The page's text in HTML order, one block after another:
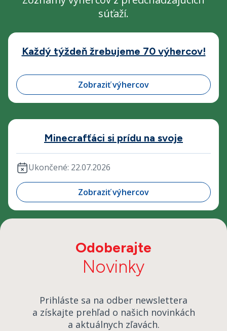
súťaží.
Každý týždeň žrebujeme 70 výhercov!
Zobraziť výhercov
Minecrafťáci si prídu na svoje
Ukončené: 22.07.2026
Zobraziť výhercov
Odoberajte
Novinky
Prihláste sa na odber newslettera
a získajte prehľad o našich novinkách
a aktuálnych zľavách.